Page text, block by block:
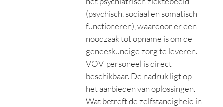
(psychisch, sociaal en somatisch
functioneren), waardoor er een
noodzaak tot opname is om de
geneeskundige zorg te leveren.
VOV-personeel is direct
beschikbaar. De nadruk ligt op
het aanbieden van oplossingen.
Wat betreft de zelfstandigheid in